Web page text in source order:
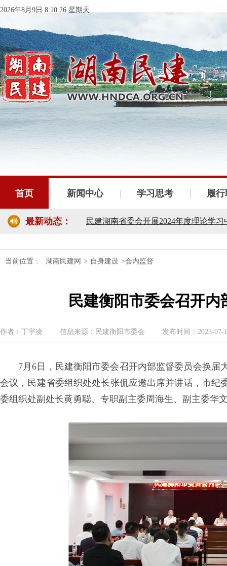
2026年8月9日 8:10:26 星期天
首页 新闻中心 学习思考 履
最新动态：
民建湖南省十届十次常委会议召开
民建湖南省委会开展2024年度理论学
民建湖南省委会召开全省组织建设工作
民建湖南省第十届委员会内部监督委
当前位置： 湖南民建网 > 自身建设 >会内监督
民建衡阳市委会召开
作者：丁宇凌 信息来源：民建衡阳市委会 发布时间：2023-07-
7月6日，民建衡阳市委会召开内部监督委员会换
会议，民建省委组织处处长张侃应邀出席并讲话，市
委组织处副处长黄勇聪、专职副主委周海生、副主委华